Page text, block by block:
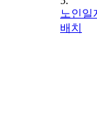
노인일
배치